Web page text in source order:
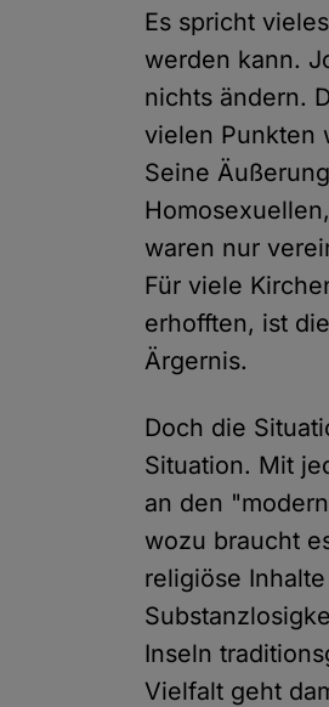
Es spricht
werden kann.
nichts ändern.
vielen Punkten
Seine
waren nur
Für viele
erhofften, ist
Ärgernis.
Doch die
Situation. Mit
an den
wozu braucht
religiöse
Inseln
Vielfalt geht